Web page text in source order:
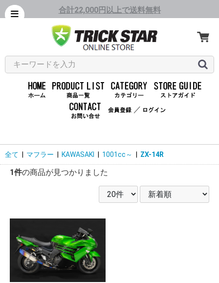
合計22,000円以上で送料無料
／
全て マフラー KAWASAKI 1001cc～ ZX-14R
1件の商品が見つかりました